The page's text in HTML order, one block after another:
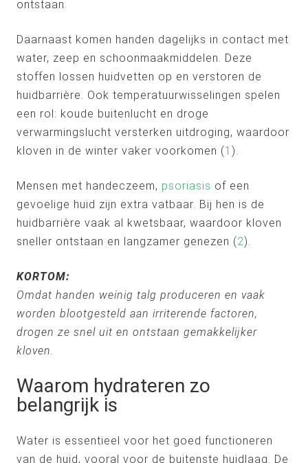
ontstaan.
Daarnaast komen handen dagelijks in contact met
water, zeep en schoonmaakmiddelen. Deze
stoffen lossen huidvetten op en verstoren de
huidbarrière. Ook temperatuurwisselingen spelen
een rol: koude buitenlucht en droge
verwarmingslucht versterken uitdroging, waardoor
kloven in de winter vaker voorkomen (1 ).
Mensen met handeczeem, psoriasis of een
gevoelige huid zijn extra vatbaar. Bij hen is de
huidbarrière vaak al kwetsbaar, waardoor kloven
sneller ontstaan en langzamer genezen (2).
KORTOM:
Omdat handen weinig talg produceren en vaak
worden blootgesteld aan irriterende factoren,
drogen ze snel uit en ontstaan gemakkelijker
kloven.
Waarom hydrateren zo
belangrijk is
Water is essentieel voor het goed functioneren
van de huid, vooral voor de buitenste huidlaag. De